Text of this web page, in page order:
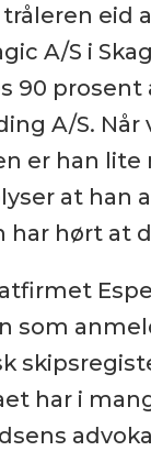
eid
A/S i
90 prosent
A/S. Når
er han
at han
har hørt at
som
har i